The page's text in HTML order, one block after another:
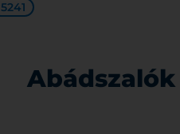
5241
Abádszalók